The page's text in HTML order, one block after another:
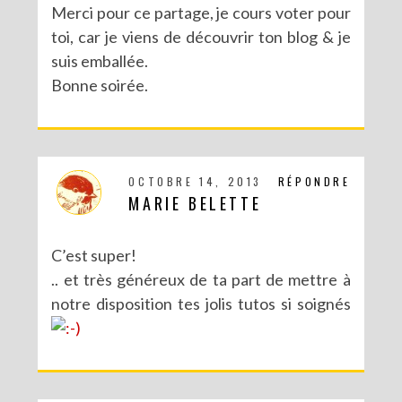
Merci pour ce partage, je cours voter pour
toi, car je viens de découvrir ton blog & je
suis emballée.
Bonne soirée.
RÉPONDRE
OCTOBRE 14, 2013
MARIE BELETTE
C’est super!
.. et très généreux de ta part de mettre à
notre disposition tes jolis tutos si soignés